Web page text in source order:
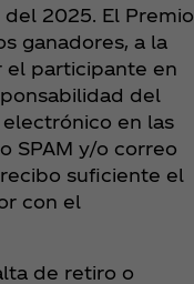
2025. El Premio
ganadores, a la
el participante en
del
en las
SPAM y/o correo
suficiente el
con el
de retiro o